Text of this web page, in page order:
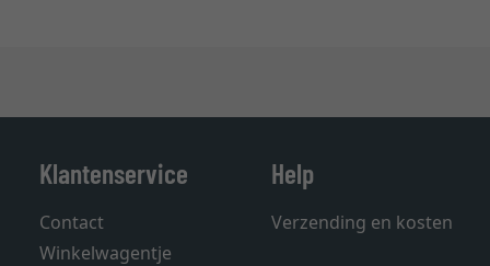
Klantenservice
Contact
Winkelwagentje
Help
Verzending en kosten